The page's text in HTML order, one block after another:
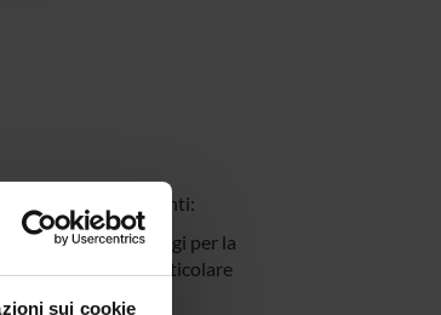
sui cookie
seguenti due punti:
e di linguaggi per la
multilivello, con particolare